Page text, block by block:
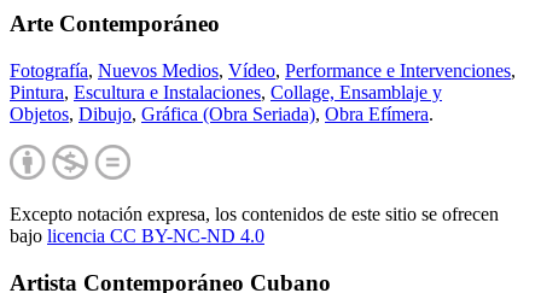
Arte Contemporáneo
Fotografía, Nuevos Medios, Vídeo, Performance e Intervenciones,
Pintura, Escultura e Instalaciones, Collage, Ensamblaje y
Objetos, Dibujo, Gráfica (Obra Seriada), Obra Efímera.
Excepto notación expresa, los contenidos de este sitio se ofrecen
bajo licencia CC BY-NC-ND 4.0
Artista Contemporáneo Cubano